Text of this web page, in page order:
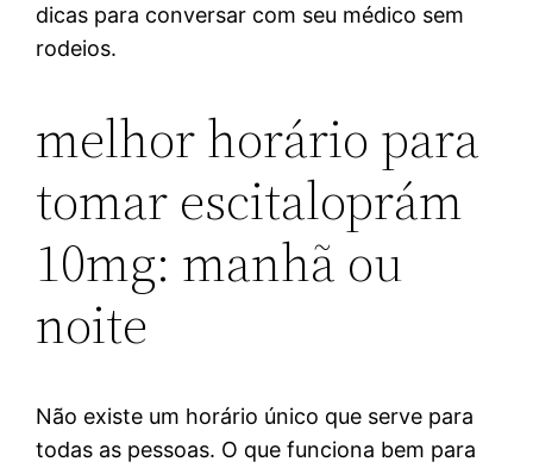
dicas para conversar com seu médico sem
rodeios.
melhor horário para
tomar escitaloprám
10mg: manhã ou
noite
Não existe um horário único que serve para
todas as pessoas. O que funciona bem para